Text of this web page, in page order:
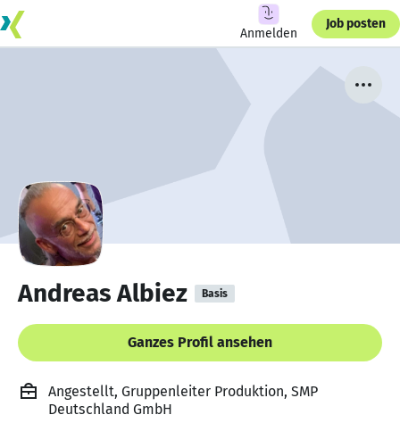
Anmelden
Job posten
Andreas Albiez Basis
Ganzes Profil ansehen
Angestellt, Gruppenleiter Produktion, SMP
Deutschland GmbH